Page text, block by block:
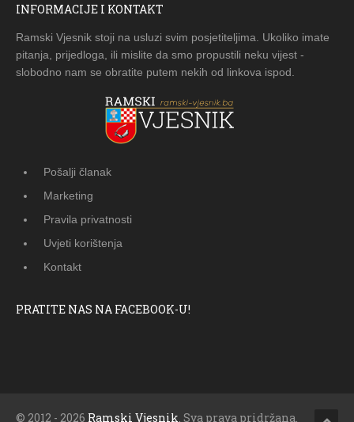
INFORMACIJE I KONTAKT
Ramski Vjesnik stoji na usluzi svim posjetiteljima. Ukoliko imate
pitanja, prijedloga, ili mislite da smo propustili neku vijest -
slobodno nam se obratite putem nekih od linkova ispod.
Pošalji članak
Marketing
Pravila privatnosti
Uvjeti korištenja
Kontakt
PRATITE NAS NA FACEBOOK-U!
© 2012 - 2026 Ramski Vjesnik . Sva prava pridržana.